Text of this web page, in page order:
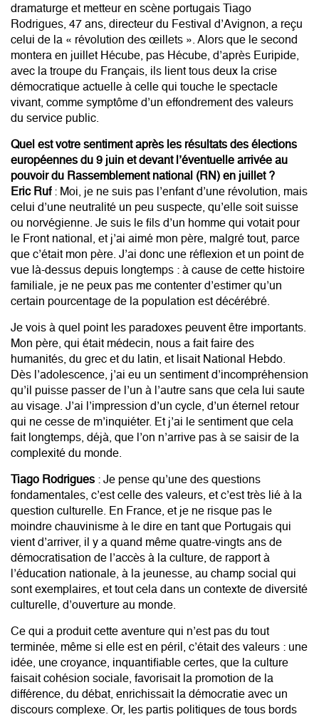
dramaturge et metteur en scène portugais Tiago
Rodrigues, 47 ans, directeur du Festival d’Avignon, a reçu
celui de la « révolution des œillets ». Alors que le second
montera en juillet Hécube, pas Hécube, d’après Euripide,
avec la troupe du Français, ils lient tous deux la crise
démocratique actuelle à celle qui touche le spectacle
vivant, comme symptôme d’un effondrement des valeurs
du service public.
Quel est votre sentiment après les résultats des élections
européennes du 9 juin et devant l’éventuelle arrivée au
pouvoir du Rassemblement national (RN) en juillet ?
Eric Ruf : Moi, je ne suis pas l’enfant d’une révolution, mais
celui d’une neutralité un peu suspecte, qu’elle soit suisse
ou norvégienne. Je suis le fils d’un homme qui votait pour
le Front national, et j’ai aimé mon père, malgré tout, parce
que c’était mon père. J’ai donc une réflexion et un point de
vue là-dessus depuis longtemps : à cause de cette histoire
familiale, je ne peux pas me contenter d’estimer qu’un
certain pourcentage de la population est décérébré.
Je vois à quel point les paradoxes peuvent être importants.
Mon père, qui était médecin, nous a fait faire des
humanités, du grec et du latin, et lisait National Hebdo.
Dès l’adolescence, j’ai eu un sentiment d’incompréhension
qu’il puisse passer de l’un à l’autre sans que cela lui saute
au visage. J’ai l’impression d’un cycle, d’un éternel retour
qui ne cesse de m’inquiéter. Et j’ai le sentiment que cela
fait longtemps, déjà, que l’on n’arrive pas à se saisir de la
complexité du monde.
Tiago Rodrigues : Je pense qu’une des questions
fondamentales, c’est celle des valeurs, et c’est très lié à la
question culturelle. En France, et je ne risque pas le
moindre chauvinisme à le dire en tant que Portugais qui
vient d’arriver, il y a quand même quatre-vingts ans de
démocratisation de l’accès à la culture, de rapport à
l’éducation nationale, à la jeunesse, au champ social qui
sont exemplaires, et tout cela dans un contexte de diversité
culturelle, d’ouverture au monde.
Ce qui a produit cette aventure qui n’est pas du tout
terminée, même si elle est en péril, c’était des valeurs : une
idée, une croyance, inquantifiable certes, que la culture
faisait cohésion sociale, favorisait la promotion de la
différence, du débat, enrichissait la démocratie avec un
discours complexe. Or, les partis politiques de tous bords